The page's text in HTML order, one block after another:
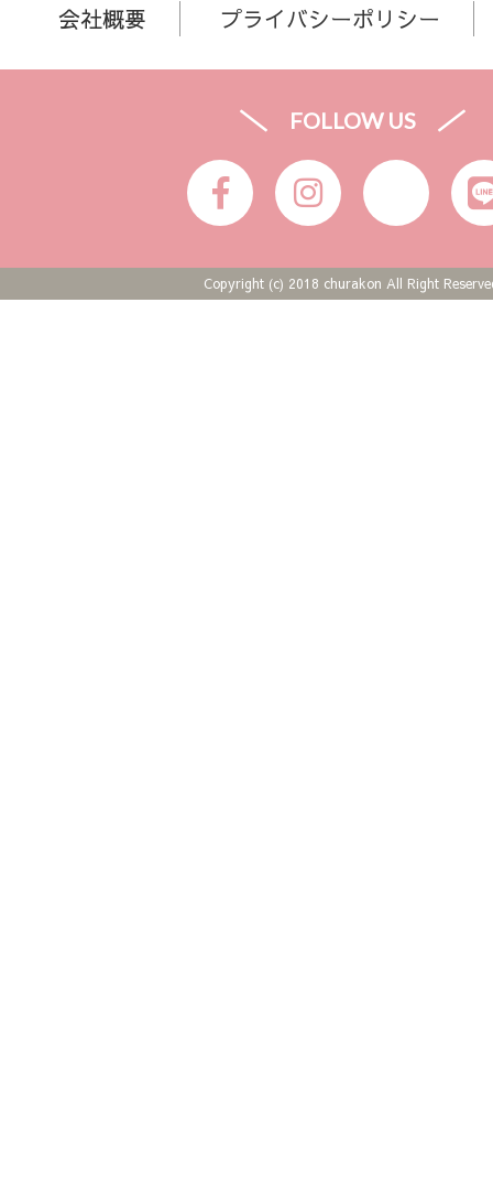
会社概要 プライバシーポリシー
FOLLOW US
Copyright (c) 2018 churakon All Right